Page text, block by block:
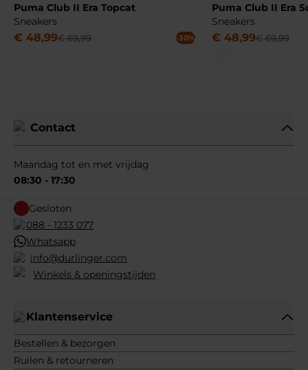
Puma Club II Era Topcat
Sneakers
€ 48,99€ 69,99 -30%
Puma Club II Era
Sneakers
€ 48,99€ 69,99
Contact
Maandag tot en met vrijdag
08:30 - 17:30
Gesloten
088 - 1233 077
Whatsapp
info@durlinger.com
Winkels & openingstijden
Klantenservice
Bestellen & bezorgen
Ruilen & retourneren